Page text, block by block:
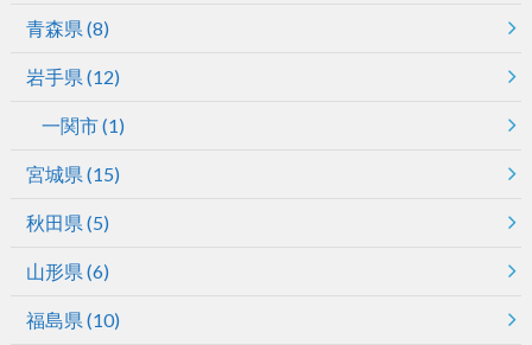
青森県 (8)
岩手県 (12)
一関市(1)
宮城県 (15)
秋田県 (5)
山形県 (6)
福島県 (10)